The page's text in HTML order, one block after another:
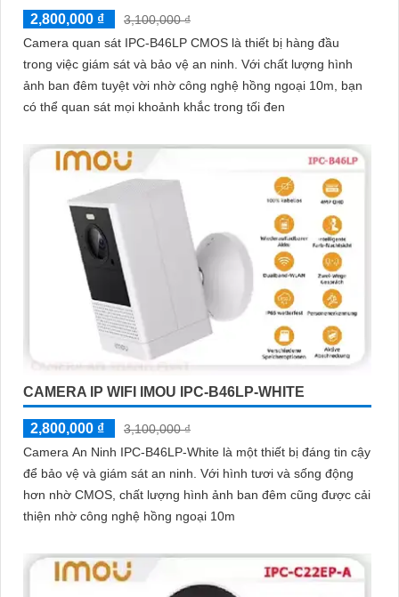
2,800,000 ₫
3,100,000 ₫
Camera quan sát IPC-B46LP CMOS là thiết bị hàng đầu
trong việc giám sát và bảo vệ an ninh. Với chất lượng hình
ảnh ban đêm tuyệt vời nhờ công nghệ hồng ngoại 10m, bạn
có thể quan sát mọi khoảnh khắc trong tối đen
CAMERA IP WIFI IMOU IPC-B46LP-WHITE
2,800,000 ₫
3,100,000 ₫
Camera An Ninh IPC-B46LP-White là một thiết bị đáng tin cậy
để bảo vệ và giám sát an ninh. Với hình tươi và sống động
hơn nhờ CMOS, chất lượng hình ảnh ban đêm cũng được cải
thiện nhờ công nghệ hồng ngoại 10m